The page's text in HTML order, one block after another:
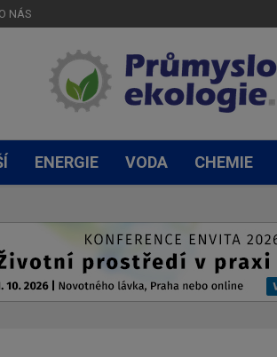
O NÁS
ENERGIE VODA CHEMIE